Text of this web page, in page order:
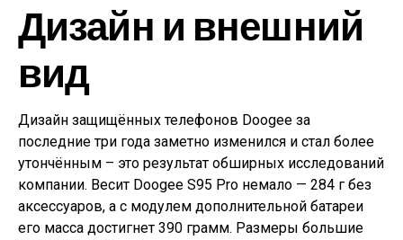
Дизайн и внешний
вид
Дизайн защищённых телефонов Doogee за
последние три года заметно изменился и стал более
утончённым – это результат обширных исследований
компании. Весит Doogee S95 Pro немало — 284 г без
аксессуаров, а с модулем дополнительной батареи
его масса достигнет 390 грамм. Размеры большие